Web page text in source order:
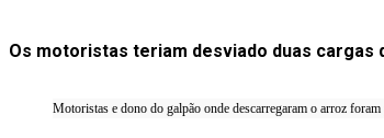
Os motoristas teriam desviado duas cargas
Motoristas e dono do galpão onde descarregaram o arroz